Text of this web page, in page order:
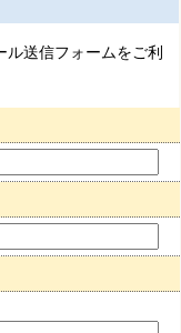
送信フォームをご利